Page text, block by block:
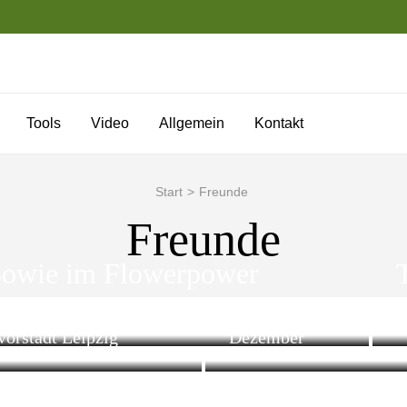
Tools Video Allgemein Kontakt
Start > Freunde
Freunde
Leipzig
Fotografie
Dezember